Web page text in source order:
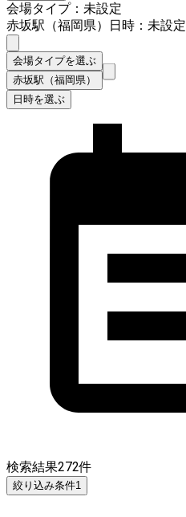
会場タイプ：未設定
赤坂駅（福岡県）
日時：未設定
会場タイプを選ぶ
赤坂駅（福岡県）
日時を選ぶ
検索結果272件
絞り込み条件1